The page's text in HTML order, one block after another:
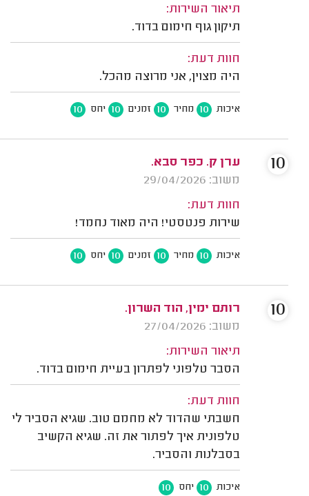
תיאור השירות:
תיקון גוף חימום בדוד.
חוות דעת:
היה מצוין, אני מרוצה מהכל.
איכות 10 מחיר 10 זמנים 10 יחס 10
ערן ק. כפר סבא.
משוב: 29/04/2026
חוות דעת:
שירות פנטסטי! היה מאוד נחמד!
איכות 10 מחיר 10 זמנים 10 יחס 10
10
רותם ימין, הוד השרון.
משוב: 27/04/2026
תיאור השירות:
הסבר טלפוני לפתרון בעיית חימום בדוד.
חוות דעת:
חשבתי שהדוד לא מחמם טוב. שגיא הסביר לי
טלפונית איך לפתור את זה. שגיא הקשיב
בסבלנות והסביר.
איכות 10 יחס 10
10